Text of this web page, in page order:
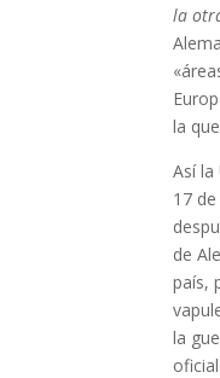
la
la
Así la
17
de
país,
la